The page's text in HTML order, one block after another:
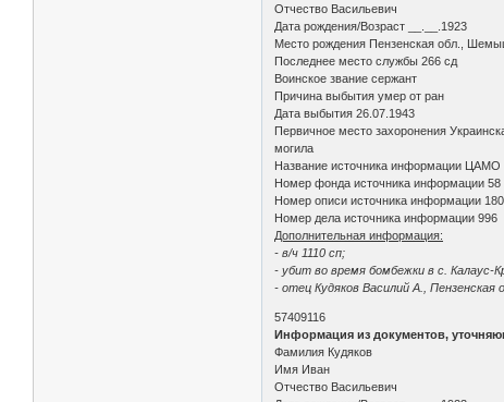
Отчество Васильевич
Дата рождения/Возраст __.__.1923
Место рождения Пензенская обл.,
Последнее место службы 266 сд
Воинское звание сержант
Причина выбытия умер от ран
Дата выбытия 26.07.1943
Первичное место захоронения
могила
Название источника информации ЦАМО
Номер фонда источника информации 58
Номер описи источника информации
Номер дела источника информации 996
Дополнительная информация:
- в/ч 1110 сп;
- убит во время бомбежки в с. Калаус-
- отец Кудяков Василий А., Пензенская
57409116
Информация из документов,
Фамилия Кудяков
Имя Иван
Отчество Васильевич